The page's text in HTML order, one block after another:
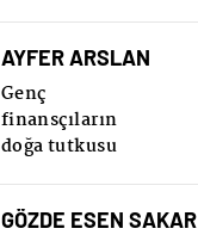
AYFER ARSLAN
Genç
finansçıların
doğa tutkusu
GÖZDE ESEN SAKAR